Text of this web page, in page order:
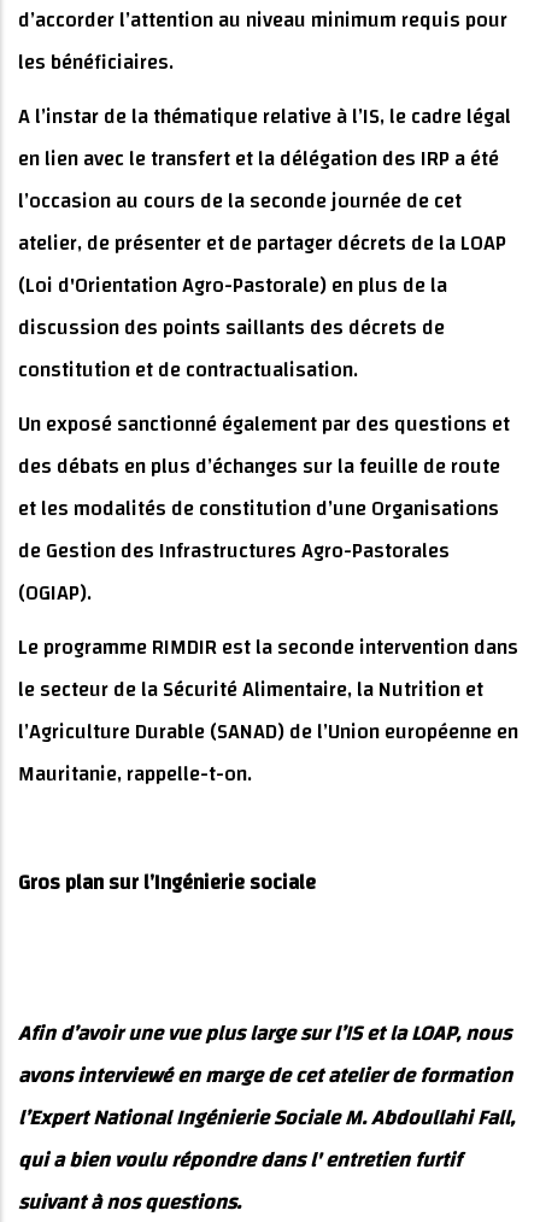
d’accorder l’attention au niveau minimum requis pour
les bénéficiaires.
A l’instar de la thématique relative à l’IS, le cadre légal
en lien avec le transfert et la délégation des IRP a été
l’occasion au cours de la seconde journée de cet
atelier, de présenter et de partager décrets de la LOAP
(Loi d'Orientation Agro-Pastorale) en plus de la
discussion des points saillants des décrets de
constitution et de contractualisation.
Un exposé sanctionné également par des questions et
des débats en plus d’échanges sur la feuille de route
et les modalités de constitution d’une Organisations
de Gestion des Infrastructures Agro-Pastorales
(OGIAP).
Le programme RIMDIR est la seconde intervention dans
le secteur de la Sécurité Alimentaire, la Nutrition et
l’Agriculture Durable (SANAD) de l’Union européenne en
Mauritanie, rappelle-t-on.
Gros plan sur l’Ingénierie sociale
Afin d’avoir une vue plus large sur l’IS et la LOAP, nous
avons interviewé en marge de cet atelier de formation
l’Expert National Ingénierie Sociale M. Abdoullahi Fall,
qui a bien voulu répondre dans l' entretien furtif
suivant à nos questions.